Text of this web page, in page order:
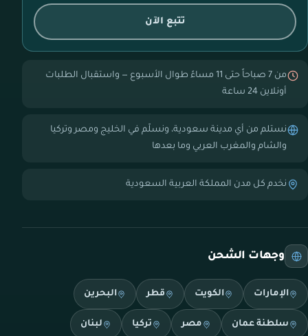
تتبع الآن
من 7 صباحاً حتى 11 مساءً طوال الأسبوع — واستقبال الطلبات
أونلاين 24 ساعة
نستلم من أي مدينة سعودية، ونسلّم في الخليج ومصر وتركيا
والشام والمغرب العربي وما بعدها
نخدم كل مدن المملكة العربية السعودية
وجهات الشحن
الإمارات الكويت قطر البحرين
سلطنة عمان مصر تركيا لبنان